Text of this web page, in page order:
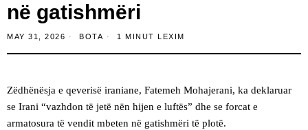
në gatishmëri
MAY 31, 2026 BOTA 1 MINUT LEXIM
Zëdhënësja e qeverisë iraniane, Fatemeh Mohajerani, ka deklaruar
se Irani “vazhdon të jetë nën hijen e luftës” dhe se forcat e
armatosura të vendit mbeten në gatishmëri të plotë.